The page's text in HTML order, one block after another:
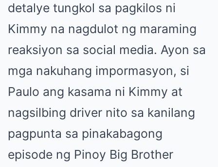
detalye tungkol sa pagkilos ni
Kimmy na nagdulot ng maraming
reaksiyon sa social media. Ayon sa
mga nakuhang impormasyon, si
Paulo ang kasama ni Kimmy at
nagsilbing driver nito sa kanilang
pagpunta sa pinakabagong
episode ng Pinoy Big Brother